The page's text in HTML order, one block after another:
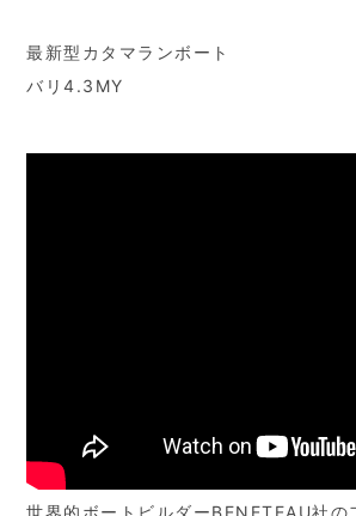
最新型カタマランボート
バリ4.3MY
世界的ボートビルダーBENETEAU社の